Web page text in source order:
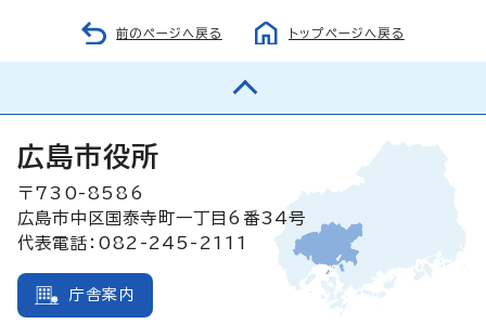
前のページへ戻る トップページへ戻る
広島市役所
〒730-8586
広島市中区国泰寺町一丁目6番34号
代表電話：082-245-2111
庁舎案内